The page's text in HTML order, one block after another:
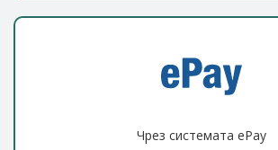
Чрез системата ePay